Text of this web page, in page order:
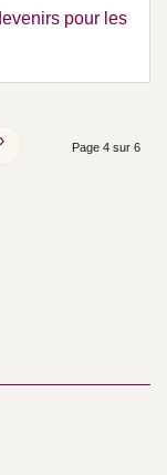
pour les
Page 4 sur 6
›